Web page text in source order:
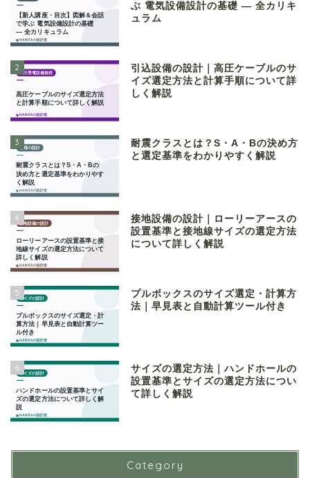
ぶ 電気設備設計の基礎 ― 全カリキ
ュラム
2
引込設備の設計｜高圧ケーブルのサ
イズ選定方法と計算手順について詳
しく解説
3
耐震クラスとは？S・A・Bの決め方
と選定基準をわかりやすく解説
4
接地設備の設計｜ローリーアースの
設置基準と接地線サイズの選定方法
について詳しく解説
5
プルボックスのサイズ選定・計算方
法｜早見表と自動計算ツール付き
6
サイズの選定方法｜ハンドホールの
設置基準とサイズの選定方法につい
て詳しく解説
Category